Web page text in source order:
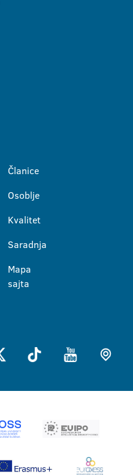
Članice
Osoblje
Kvalitet
Saradnja
Mapa
sajta